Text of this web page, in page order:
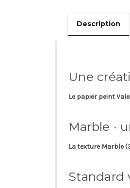
Description
Une
Le papier peint
Marble ·
La textureMarble
Standard